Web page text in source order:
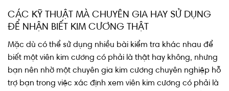
CÁC KỸ THUẬT MÀ CHUYÊN GIA HAY SỬ DỤNG
ĐỂ NHẬN BIẾT KIM CƯƠNG THẬT
Mặc dù có thể sử dụng nhiều bài kiểm tra khác nhau để
biết một viên kim cương có phải là thật hay không, nhưng
bạn nên nhờ một chuyên gia kim cương chuyên nghiệp hỗ
trợ bạn trong việc xác định xem viên kim cương có phải là